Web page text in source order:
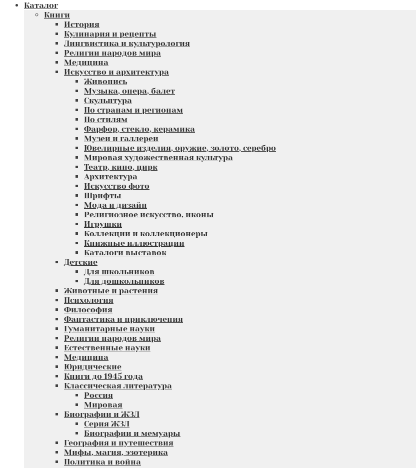
Каталог
Книги
История
Кулинария и рецепты
Лингвистика и культурология
Религии народов мира
Медицина
Искусство и архитектура
Живопись
Музыка, опера, балет
Скульптура
По странам и регионам
По стилям
Фарфор, стекло, керамика
Музеи и галлереи
Ювелирные изделия, оружие, золото, серебро
Мировая художественная культура
Театр, кино, цирк
Архитектура
Искусство фото
Шрифты
Мода и дизайн
Религиозное искусство, иконы
Игрушки
Коллекции и коллекционеры
Книжные иллюстрации
Каталоги выставок
Детские
Для школьников
Для дошкольников
Животные и растения
Психология
Философия
Фантастика и приключения
Гуманитарные науки
Религии народов мира
Естественные науки
Медицина
Юридические
Книги до 1945 года
Классическая литература
Россия
Мировая
Биографии и ЖЗЛ
Серия ЖЗЛ
Биографии и мемуары
География и путешествия
Мифы, магия, эзотерика
Политика и война